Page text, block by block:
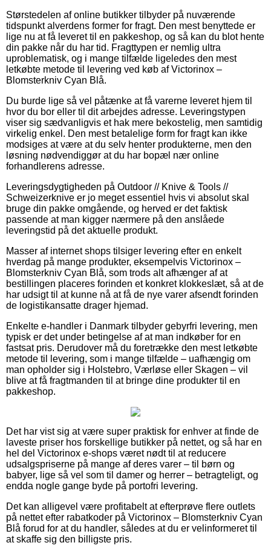
Størstedelen af online butikker tilbyder på nuværende
tidspunkt alverdens former for fragt. Den mest benyttede er
lige nu at få leveret til en pakkeshop, og så kan du blot hente
din pakke når du har tid. Fragttypen er nemlig ultra
uproblematisk, og i mange tilfælde ligeledes den mest
letkøbte metode til levering ved køb af Victorinox –
Blomsterkniv Cyan Blå.
Du burde lige så vel påtænke at få varerne leveret hjem til
hvor du bor eller til dit arbejdes adresse. Leveringstypen
viser sig sædvanligvis et hak mere bekostelig, men samtidig
virkelig enkel. Den mest betalelige form for fragt kan ikke
modsiges at være at du selv henter produkterne, men den
løsning nødvendiggør at du har bopæl nær online
forhandlerens adresse.
Leveringsdygtigheden på Outdoor // Knive & Tools //
Schweizerknive er jo meget essentiel hvis vi absolut skal
bruge din pakke omgående, og herved er det faktisk
passende at man kigger nærmere på den anslåede
leveringstid på det aktuelle produkt.
Masser af internet shops tilsiger levering efter en enkelt
hverdag på mange produkter, eksempelvis Victorinox –
Blomsterkniv Cyan Blå, som trods alt afhænger af at
bestillingen placeres forinden et konkret klokkeslæt, så at de
har udsigt til at kunne nå at få de nye varer afsendt forinden
de logistikansatte drager hjemad.
Enkelte e-handler i Danmark tilbyder gebyrfri levering, men
typisk er det under betingelse af at man indkøber for en
fastsat pris. Derudover må du foretrække den mest letkøbte
metode til levering, som i mange tilfælde – uafhængig om
man opholder sig i Holstebro, Værløse eller Skagen – vil
blive at få fragtmanden til at bringe dine produkter til en
pakkeshop.
Det har vist sig at være super praktisk for enhver at finde de
laveste priser hos forskellige butikker på nettet, og så har en
hel del Victorinox e-shops været nødt til at reducere
udsalgspriserne på mange af deres varer – til børn og
babyer, lige så vel som til damer og herrer – betragteligt, og
endda nogle gange byde på portofri levering.
Det kan alligevel være profitabelt at efterprøve flere outlets
på nettet efter rabatkoder på Victorinox – Blomsterkniv Cyan
Blå forud for at du handler, således at du er velinformeret til
at skaffe sig den billigste pris.